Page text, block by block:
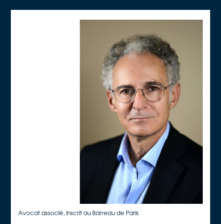
Avocat associé, inscrit au Barreau de Paris